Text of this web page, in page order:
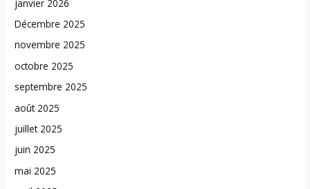
janvier 2026
Décembre 2025
novembre 2025
octobre 2025
septembre 2025
août 2025
juillet 2025
juin 2025
mai 2025